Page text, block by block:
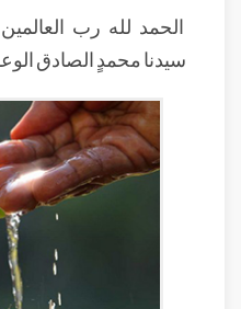
الحمد لله رب
سيدنا محمدٍ الصادق